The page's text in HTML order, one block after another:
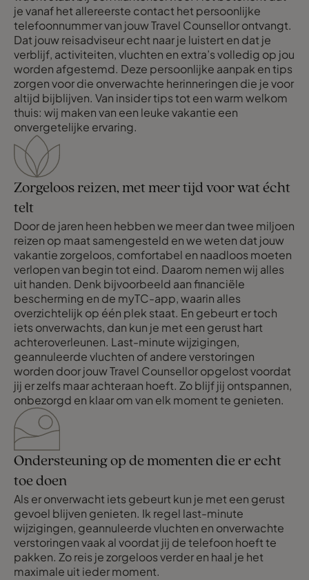
je vanaf het allereerste contact het persoonlijke
telefoonnummer van jouw Travel Counsellor ontvangt.
Dat jouw reisadviseur echt naar je luistert en dat je
verblijf, activiteiten, vluchten en extra’s volledig op jou
worden afgestemd. Deze persoonlijke aanpak en tips
zorgen voor die onverwachte herinneringen die je voor
altijd bijblijven. Van insider tips tot een warm welkom
thuis: wij maken van een leuke vakantie een
onvergetelijke ervaring.
Zorgeloos reizen, met meer tijd voor wat écht
telt
Door de jaren heen hebben we meer dan twee miljoen
reizen op maat samengesteld en we weten dat jouw
vakantie zorgeloos, comfortabel en naadloos moeten
verlopen van begin tot eind. Daarom nemen wij alles
uit handen. Denk bijvoorbeeld aan financiële
bescherming en de myTC-app, waarin alles
overzichtelijk op één plek staat. En gebeurt er toch
iets onverwachts, dan kun je met een gerust hart
achteroverleunen. Last-minute wijzigingen,
geannuleerde vluchten of andere verstoringen
worden door jouw Travel Counsellor opgelost voordat
jij er zelfs maar achteraan hoeft. Zo blijf jij ontspannen,
onbezorgd en klaar om van elk moment te genieten.
Ondersteuning op de momenten die er echt
toe doen
Als er onverwacht iets gebeurt kun je met een gerust
gevoel blijven genieten. Ik regel last-minute
wijzigingen, geannuleerde vluchten en onverwachte
verstoringen vaak al voordat jij de telefoon hoeft te
pakken. Zo reis je zorgeloos verder en haal je het
maximale uit ieder moment.